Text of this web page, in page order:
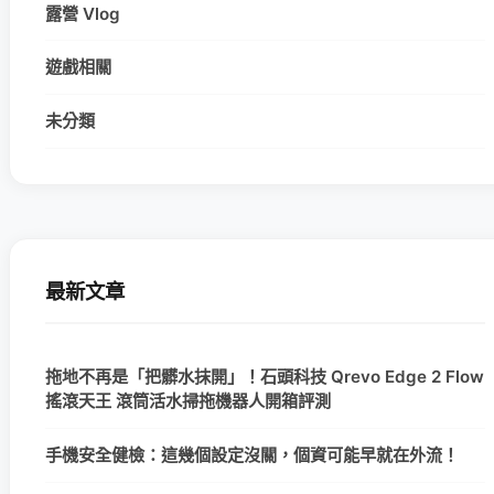
露營 Vlog
遊戲相關
未分類
最新文章
拖地不再是「把髒水抹開」！石頭科技 Qrevo Edge 2 Flow
搖滾天王 滾筒活水掃拖機器人開箱評測
手機安全健檢：這幾個設定沒關，個資可能早就在外流！